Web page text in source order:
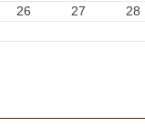
26 27 28